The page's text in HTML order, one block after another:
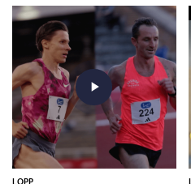
play_arrow